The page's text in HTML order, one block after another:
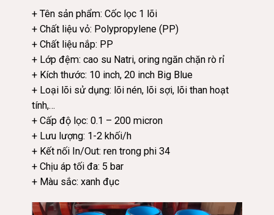
+ Tên sản phẩm: Cốc lọc 1 lõi
+ Chất liệu vỏ: Polypropylene (PP)
+ Chất liệu nắp: PP
+ Lớp đệm: cao su Natri, oring ngăn chặn rò rỉ
+ Kích thước: 10 inch, 20 inch Big Blue
+ Loại lõi sử dụng: lõi nén, lõi sợi, lõi than hoạt
tính,…
+ Cấp độ lọc: 0.1 – 200 micron
+ Lưu lượng: 1-2 khối/h
+ Kết nối In/Out: ren trong phi 34
+ Chịu áp tối đa: 5 bar
+ Màu sắc: xanh đục